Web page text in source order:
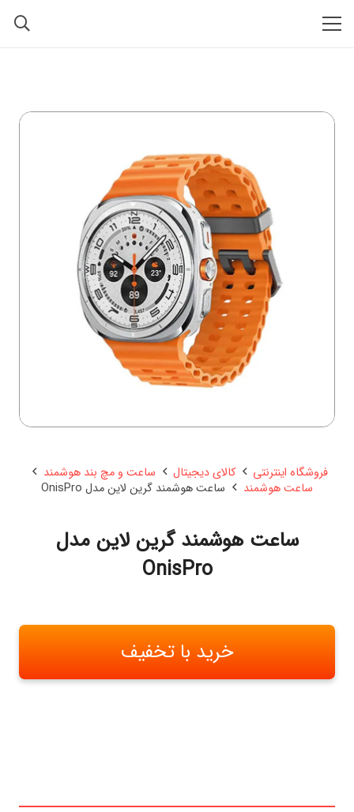
فروشگاه اینترنتی کالای دیجیتال
ساعت و مچ بند هوشمند
ساعت هوشمند
ساعت هوشمند گرین لاین مدل OnisPro
ساعت هوشمند گرین لاین مدل
OnisPro
خرید با تخفیف